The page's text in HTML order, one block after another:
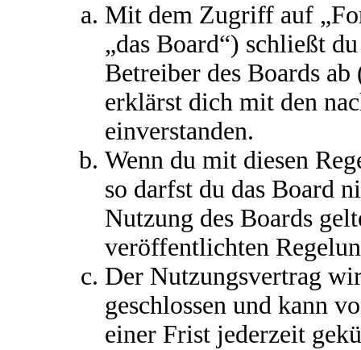
Mit dem Zugriff auf
„das Board“) schließt
Betreiber des Boards
erklärst dich mit den
einverstanden.
Wenn du mit diesen
so darfst du das Board
Nutzung des Boards
veröffentlichten
Der Nutzungsvertrag
geschlossen und kann
einer Frist jederzeit